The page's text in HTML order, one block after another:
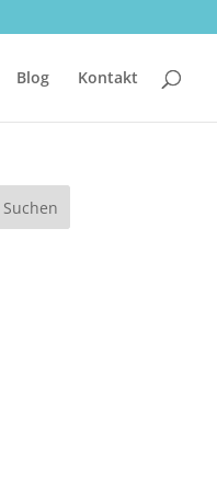
Blog Kontakt
Suchen